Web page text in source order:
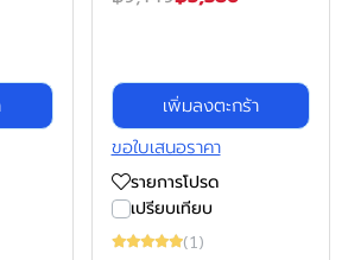
เพิ่มลงตะกร้า
ขอใบเสนอราคา
รายการโปรด
เปรียบเทียบ
(1)